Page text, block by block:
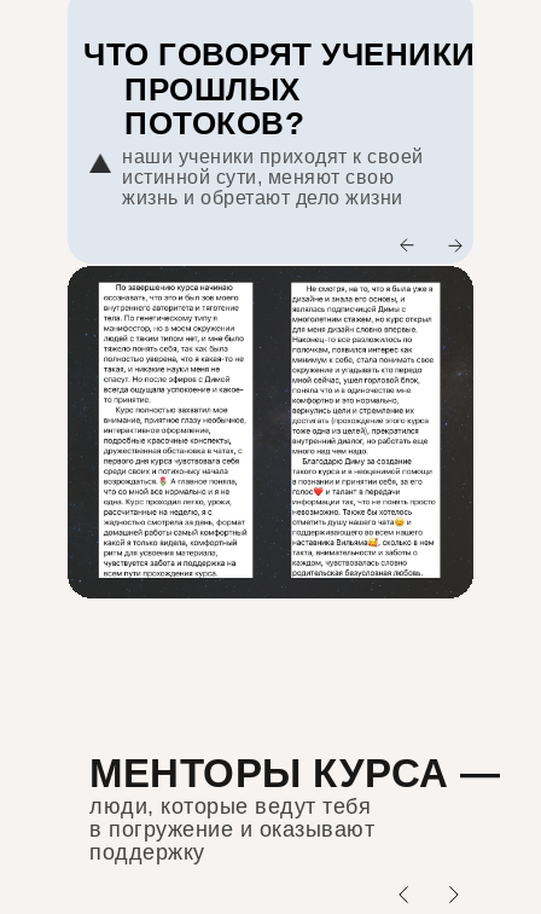
ЧТО ГОВОРЯТ УЧЕНИКИ
ПРОШЛЫХ
ПОТОКОВ?
наши ученики приходят к своей
истинной сути, меняют свою
жизнь и обретают дело жизни
МЕНТОРЫ КУРСА —
люди, которые ведут тебя
в погружение и оказывают
поддержку